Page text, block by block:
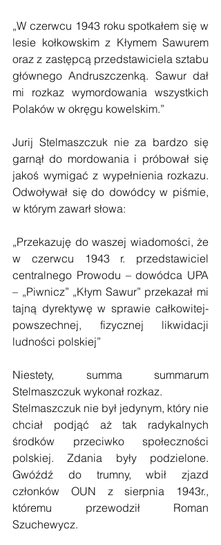
„W czerwcu 1943 roku spotkałem się w
lesie kołkowskim z Kłymem Sawurem
oraz z zastępcą przedstawiciela sztabu
głównego Andruszczenką. Sawur dał
mi rozkaz wymordowania wszystkich
Polaków w okręgu kowelskim.”
Jurij Stelmaszczuk nie za bardzo się
garnął do mordowania i próbował się
jakoś wymigać z wypełnienia rozkazu.
Odwoływał się do dowódcy w piśmie,
w którym zawarł słowa:
„Przekazuję do waszej wiadomości, że
w czerwcu 1943 r. przedstawiciel
centralnego Prowodu – dowódca UPA
– „Piwnicz” „Kłym Sawur” przekazał mi
tajną dyrektywę w sprawie całkowitej-
powszechnej, fizycznej likwidacji
ludności polskiej”
Niestety, summa summarum
Stelmaszczuk wykonał rozkaz.
Stelmaszczuk nie był jedynym, który nie
chciał podjąć aż tak radykalnych
środków przeciwko społeczności
polskiej. Zdania były podzielone.
Gwóźdź do trumny, wbił zjazd
członków OUN z sierpnia 1943r.,
któremu przewodził Roman
Szuchewycz.